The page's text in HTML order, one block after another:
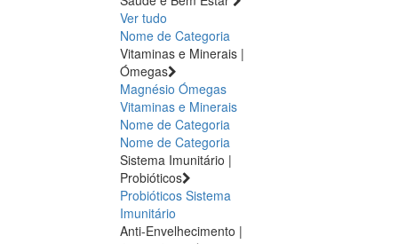
Ver tudo
Nome de Categoria
Vitaminas e Minerais |
Ómegas
Magnésio Ómegas
Vitaminas e Minerais
Nome de Categoria
Nome de Categoria
Sistema Imunitário |
Probióticos
Probióticos Sistema
Imunitário
Anti-Envelhecimento |